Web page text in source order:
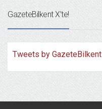
GazeteBilkent X’te!
Tweets by GazeteBilkent